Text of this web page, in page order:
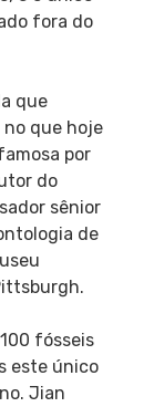
fora do
que
que hoje
por
do
sênior
de
fósseis
este único
Jian